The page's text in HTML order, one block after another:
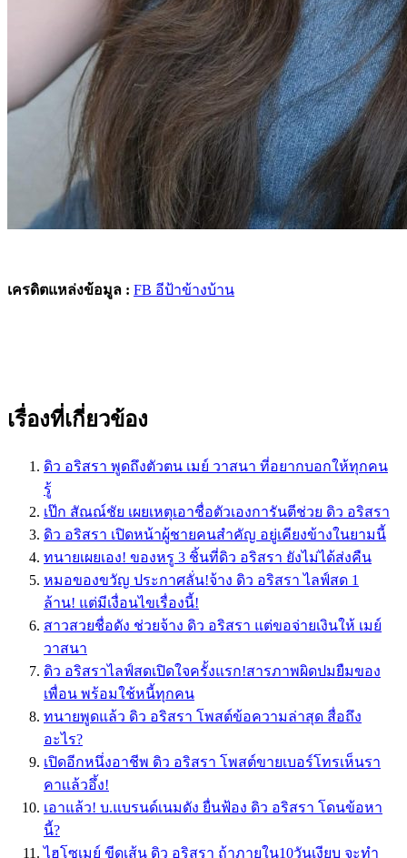
เครดิตแหล่งข้อมูล : FB อีป้าข้างบ้าน
เรื่องที่เกี่ยวข้อง
ดิว อริสรา พูดถึงตัวตน เมย์ วาสนา ที่อยากบอกให้ทุกคน
รู้
เป๊ก สัณณ์ชัย เผยเหตุเอาชื่อตัวเองการันตีช่วย ดิว อริสรา
ดิว อริสรา เปิดหน้าผู้ชายคนสำคัญ อยู่เคียงข้างในยามนี้
ทนายเผยเอง! ของหรู 3 ชิ้นที่ดิว อริสรา ยังไม่ได้ส่งคืน
หมอของขวัญ ประกาศลั่น!จ้าง ดิว อริสรา ไลฟ์สด 1
ล้าน! แต่มีเงื่อนไขเรื่องนี้!
สาวสวยชื่อดัง ช่วยจ้าง ดิว อริสรา แต่ขอจ่ายเงินให้ เมย์
วาสนา
ดิว อริสราไลฟ์สดเปิดใจครั้งแรก!สารภาพผิดปมยืมของ
เพื่อน พร้อมใช้หนี้ทุกคน
ทนายพูดแล้ว ดิว อริสรา โพสต์ข้อความล่าสุด สื่อถึง
อะไร?
เปิดอีกหนึ่งอาชีพ ดิว อริสรา โพสต์ขายเบอร์โทรเห็นรา
คาเเล้วอึ้ง!
เอาแล้ว! บ.แบรนด์เนมดัง ยื่นฟ้อง ดิว อริสรา โดนข้อหา
นี้?
ไฮโซเมย์ ขีดเส้น ดิว อริสรา ถ้าภายใน10วันเงียบ จะทำ